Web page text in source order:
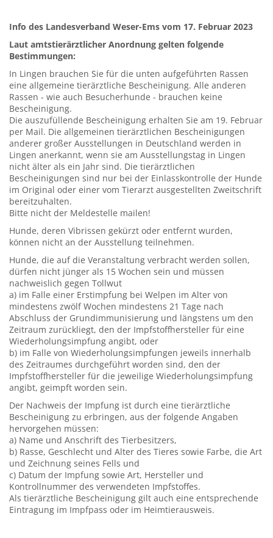
Info des Landesverband Weser-Ems vom 17. Februar 2023
Laut amtstierärztlicher Anordnung gelten folgende
Bestimmungen:
In Lingen brauchen Sie für die unten aufgeführten Rassen
eine allgemeine tierärztliche Bescheinigung. Alle anderen
Rassen - wie auch Besucherhunde - brauchen keine
Bescheinigung.
Die auszufüllende Bescheinigung erhalten Sie am 19. Februar
per Mail. Die allgemeinen tierärztlichen Bescheinigungen
anderer großer Ausstellungen in Deutschland werden in
Lingen anerkannt, wenn sie am Ausstellungstag in Lingen
nicht älter als ein Jahr sind. Die tierärztlichen
Bescheinigungen sind nur bei der Einlasskontrolle der Hunde
im Original oder einer vom Tierarzt ausgestellten Zweitschrift
bereitzuhalten.
Bitte nicht der Meldestelle mailen!
Hunde, deren Vibrissen gekürzt oder entfernt wurden,
können nicht an der Ausstellung teilnehmen.
Hunde, die auf die Veranstaltung verbracht werden sollen,
dürfen nicht jünger als 15 Wochen sein und müssen
nachweislich gegen Tollwut
a) im Falle einer Erstimpfung bei Welpen im Alter von
mindestens zwölf Wochen mindestens 21 Tage nach
Abschluss der Grundimmunisierung und längstens um den
Zeitraum zurückliegt, den der Impfstoffhersteller für eine
Wiederholungsimpfung angibt, oder
b) im Falle von Wiederholungsimpfungen jeweils innerhalb
des Zeitraumes durchgeführt worden sind, den der
Impfstoffhersteller für die jeweilige Wiederholungsimpfung
angibt, geimpft worden sein.
Der Nachweis der Impfung ist durch eine tierärztliche
Bescheinigung zu erbringen, aus der folgende Angaben
hervorgehen müssen:
a) Name und Anschrift des Tierbesitzers,
b) Rasse, Geschlecht und Alter des Tieres sowie Farbe, die Art
und Zeichnung seines Fells und
c) Datum der Impfung sowie Art, Hersteller und
Kontrollnummer des verwendeten Impfstoffes.
Als tierärztliche Bescheinigung gilt auch eine entsprechende
Eintragung im Impfpass oder im Heimtierausweis.